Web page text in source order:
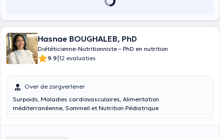
Hasnae BOUGHALEB, PhD
Diététicienne-Nutritionniste – PhD en nutrition
9.9|12 evaluaties
Over de zorgverlener
Surpoids, Maladies cardiovasculaires, Alimentation
méditerranéenne, Sommeil et Nutrition Pédiatrique